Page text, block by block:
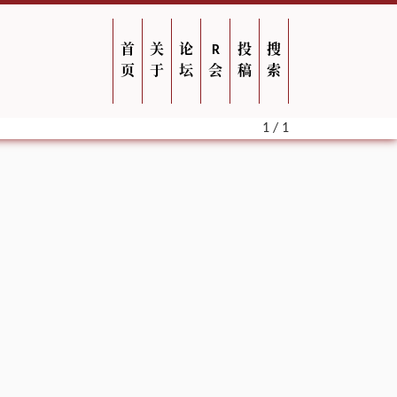
首
页
关
于
论
坛
R
会
投
稿
搜
索
1 / 1